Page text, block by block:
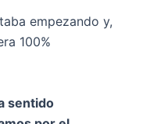
empezando y,
100%
sentido